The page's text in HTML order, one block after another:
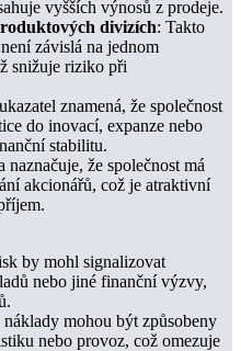
vyšších výnosů z prodeje.
divizích: Takto
závislá na jednom
snižuje riziko při
znamená, že společnost
do inovací, expanze nebo
stabilitu.
naznačuje, že společnost má
akcionářů, což je atraktivní
by mohl signalizovat
nebo jiné finanční výzvy,
náklady mohou být způsobeny
nebo provoz, což omezuje